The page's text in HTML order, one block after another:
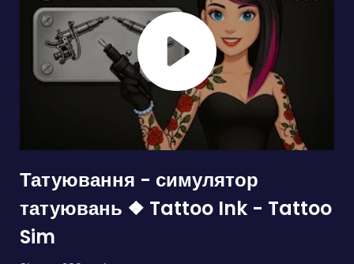
Татуювання - симулятор
татуювань ❖ Tattoo Ink - Tattoo
Sim